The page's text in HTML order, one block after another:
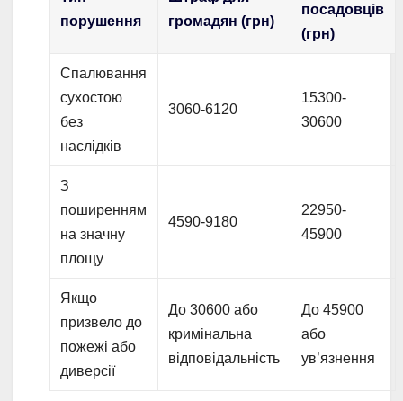
порушення
громадян (грн)
посадовців
(грн)
Спалювання
сухостою
без
наслідків
3060-6120
15300-
30600
З
поширенням
на значну
площу
4590-9180
22950-
45900
Якщо
призвело до
пожежі або
диверсії
До 30600 або
кримінальна
відповідальність
До 45900
або
ув’язнення